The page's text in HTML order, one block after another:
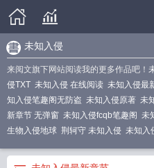
未知入侵
来阅文旗下网站阅读我的更多作品吧！
侵TXT 未知入侵 在线阅读 未知入侵最
知入侵笔趣阁无防盗 未知入侵原著 未
新章节 无弹窗 未知入侵fcqb笔趣阁 未
生物入侵地球 荆轲守 未知入侵 未知入
侵笔趣阁免费阅读
未知入侵荆轲守